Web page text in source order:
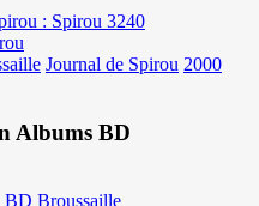
: Spirou 3240
Journal de Spirou 2000
Albums BD
BD Broussaille